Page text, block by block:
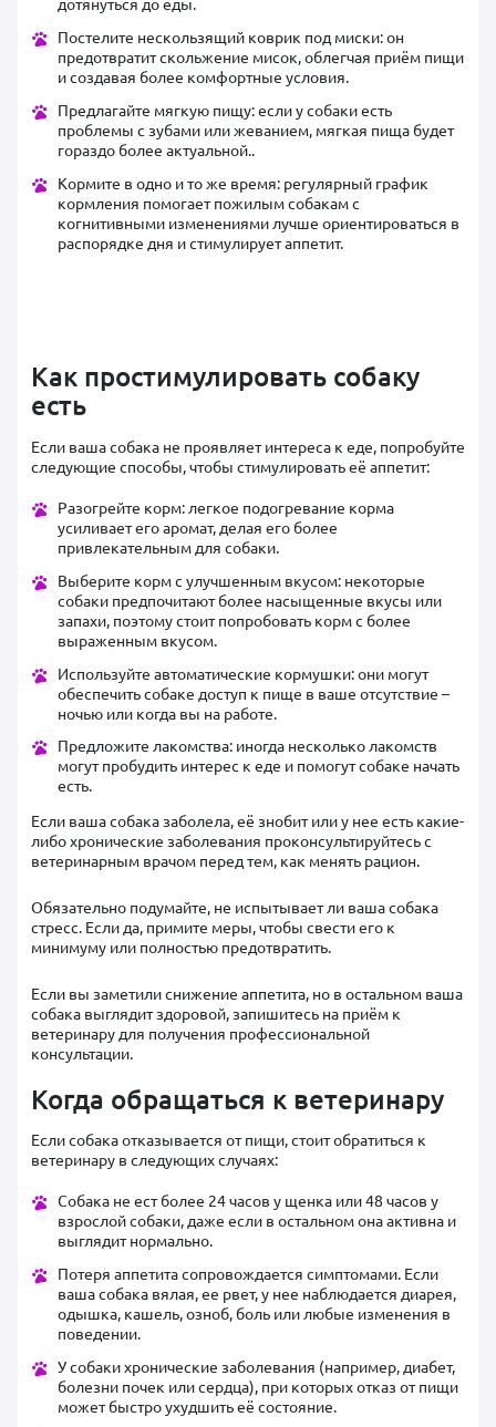
Постелите нескользящий коврик под миски: он
предотвратит скольжение мисок, облегчая приём пищи
и создавая более комфортные условия.
Предлагайте мягкую пищу: если у собаки есть
проблемы с зубами или жеванием, мягкая пища будет
гораздо более актуальной..
Кормите в одно и то же время: регулярный график
кормления помогает пожилым собакам с
когнитивными изменениями лучше ориентироваться в
распорядке дня и стимулирует аппетит.
Как простимулировать собаку
есть
Если ваша собака не проявляет интереса к еде, попробуйте
следующие способы, чтобы стимулировать её аппетит:
Разогрейте корм: легкое подогревание корма
усиливает его аромат, делая его более
привлекательным для собаки.
Выберите корм с улучшенным вкусом: некоторые
собаки предпочитают более насыщенные вкусы или
запахи, поэтому стоит попробовать корм с более
выраженным вкусом.
Используйте автоматические кормушки: они могут
обеспечить собаке доступ к пище в ваше отсутствие –
ночью или когда вы на работе.
Предложите лакомства: иногда несколько лакомств
могут пробудить интерес к еде и помогут собаке начать
есть.
Если ваша собака заболела, её знобит или у нее есть какие-
либо хронические заболевания проконсультируйтесь с
ветеринарным врачом перед тем, как менять рацион.
Обязательно подумайте, не испытывает ли ваша собака
стресс. Если да, примите меры, чтобы свести его к
минимуму или полностью предотвратить.
Если вы заметили снижение аппетита, но в остальном ваша
собака выглядит здоровой, запишитесь на приём к
ветеринару для получения профессиональной
консультации.
Когда обращаться к ветеринару
Если собака отказывается от пищи, стоит обратиться к
ветеринару в следующих случаях:
Собака не ест более 24 часов у щенка или 48 часов у
взрослой собаки, даже если в остальном она активна и
выглядит нормально.
Потеря аппетита сопровождается симптомами. Если
ваша собака вялая, ее рвет, у нее наблюдается диарея,
одышка, кашель, озноб, боль или любые изменения в
поведении.
У собаки хронические заболевания (например, диабет,
болезни почек или сердца), при которых отказ от пищи
может быстро ухудшить её состояние.